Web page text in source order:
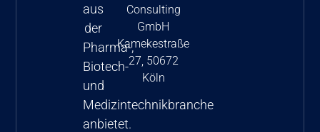
aus
der
Pharma-,
Biotech-
und
Medizintechnikbranche
anbietet.
Consulting
GmbH
Kamekestraße
27, 50672
Köln